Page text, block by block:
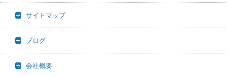
サイトマップ
ブログ
会社概要